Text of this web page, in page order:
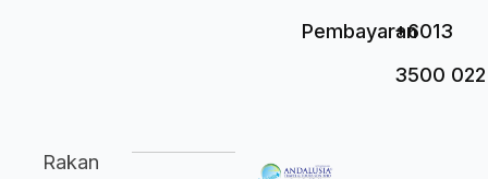
Pembayaran+6013
3500 022
Rakan